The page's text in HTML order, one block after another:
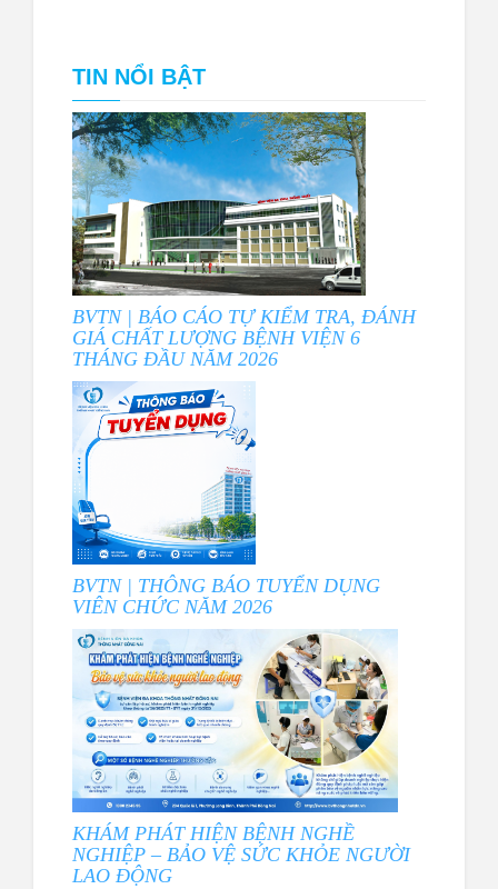
TIN NỔI BẬT
BVTN | BÁO CÁO TỰ KIỂM TRA, ĐÁNH
GIÁ CHẤT LƯỢNG BỆNH VIỆN 6
THÁNG ĐẦU NĂM 2026
BVTN | THÔNG BÁO TUYỂN DỤNG
VIÊN CHỨC NĂM 2026
KHÁM PHÁT HIỆN BỆNH NGHỀ
NGHIỆP – BẢO VỆ SỨC KHỎE NGƯỜI
LAO ĐỘNG